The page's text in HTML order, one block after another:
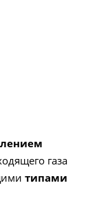
газа
типами